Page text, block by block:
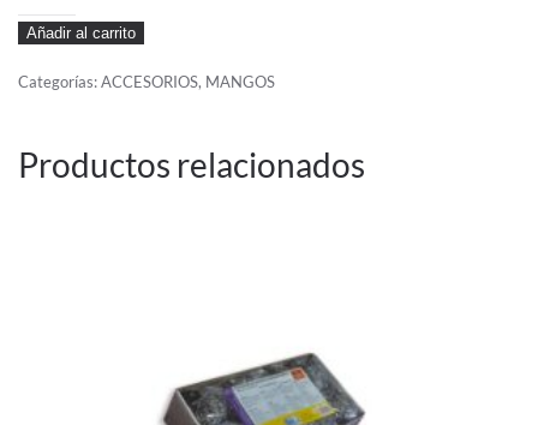
ALUMINIO
ANONIZADO
155CM
Añadir al carrito
Categorías:ACCESORIOS, MANGOS
Productos relacionados